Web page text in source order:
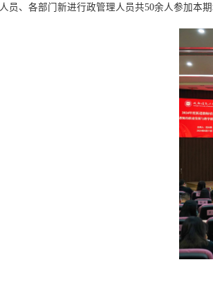
人员、各部门新进行政管理人员共50余人参加本